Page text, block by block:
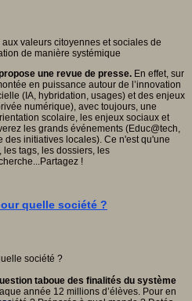
une revue de presse. En effet, sur
en puissance autour de l’innovation
(IA, hybridation, usages) et des enjeux
numérique), avec toujours, une
scolaire, les enjeux sociaux et
les grands événements (Educ@tech,
des initiatives locales). Ce n'est qu'une
tags, les dossiers, les
!
quelle société ?
taboue des finalités du système
année 12 millions d’élèves. Pour en